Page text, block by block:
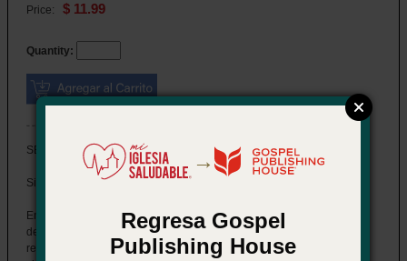
Price: $ 11.99
Quantity:
SERIE DE ENTRENAMIENTO MOMENTUM
Siéntase más seguro en su ministerio
Enseñar a los niños sobre el Espíritu Santo puede ser un verdadero
desafío. La buena noticia es que usted no necesita tener todas las
respuestas para ayudar a los niños a construir una base para la
→
Regresa Gospel
Publishing House